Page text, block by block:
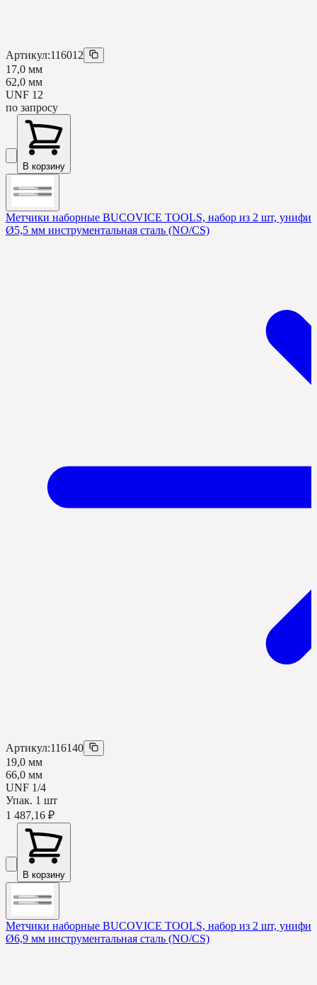
Артикул:116012
17,0 мм
62,0 мм
UNF 12
по запросу
В корзину
Метчики наборные BUCOVICE TOOLS, набор из 2 шт,
Ø5,5 мм инструментальная сталь (NO/CS)
Артикул:116140
19,0 мм
66,0 мм
UNF 1/4
Упак. 1 шт
1 487,16 ₽
В корзину
Метчики наборные BUCOVICE TOOLS, набор из 2 шт,
Ø6,9 мм инструментальная сталь (NO/CS)